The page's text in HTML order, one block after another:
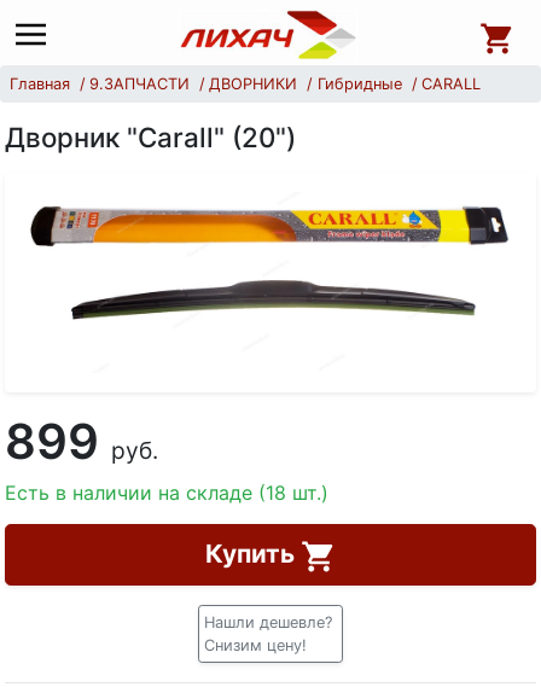
Главная 9.ЗАПЧАСТИ ДВОРНИКИ Гибридные CARALL
Дворник "Carall" (20")
899 руб.
Есть в наличии на складе (18 шт.)
Купить
Нашли дешевле?
Снизим цену!